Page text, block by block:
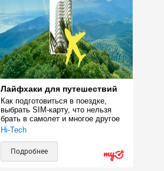
Лайфхаки для путешествий
Как подготовиться в поездке,
выбрать SIM-карту, что нельзя
брать в самолет и многое другое
Hi-Tech
Подробнее